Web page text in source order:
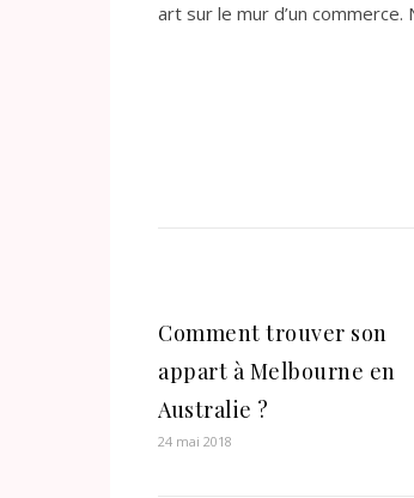
art sur le mur d’un
Comment trouver son
appart à Melbourne en
Australie ?
24 mai 2018